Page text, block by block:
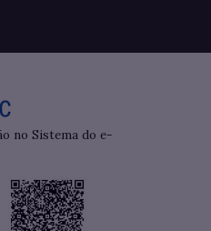
no Sistema do e-